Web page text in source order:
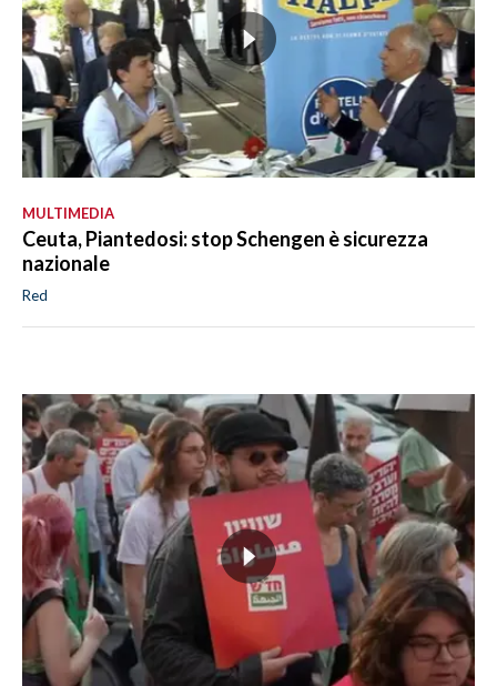
MULTIMEDIA
Ceuta, Piantedosi: stop Schengen è sicurezza
nazionale
Red